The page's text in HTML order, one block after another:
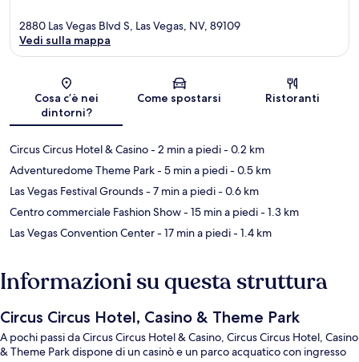
Mappa
2880 Las Vegas Blvd S, Las Vegas, NV, 89109
Vedi sulla mappa
Cosa c’è nei
dintorni?
Come spostarsi Ristoranti
Circus Circus Hotel & Casino- 2 min a piedi- 0.2 km
Adventuredome Theme Park- 5 min a piedi- 0.5 km
Las Vegas Festival Grounds- 7 min a piedi- 0.6 km
Centro commerciale Fashion Show- 15 min a piedi- 1.3 km
Las Vegas Convention Center- 17 min a piedi- 1.4 km
Informazioni su questa struttura
Circus Circus Hotel, Casino & Theme Park
A pochi passi da Circus Circus Hotel & Casino, Circus Circus Hotel, Casino
& Theme Park dispone di un casinò e un parco acquatico con ingresso